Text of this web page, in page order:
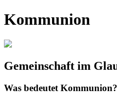
Kommunion
Gemeinschaft im
Was bedeutet Kommunion?